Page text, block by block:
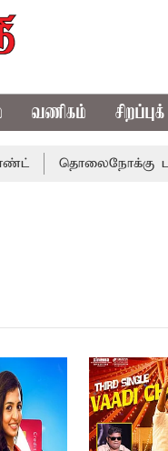
வணிகம்
தொலைநோக்கு